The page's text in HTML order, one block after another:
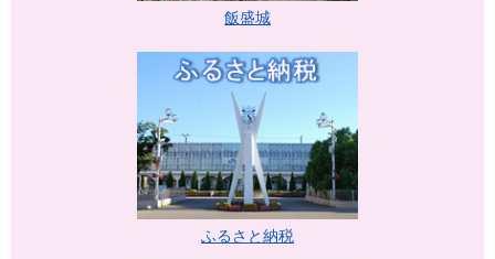
飯盛城
ふるさと納税